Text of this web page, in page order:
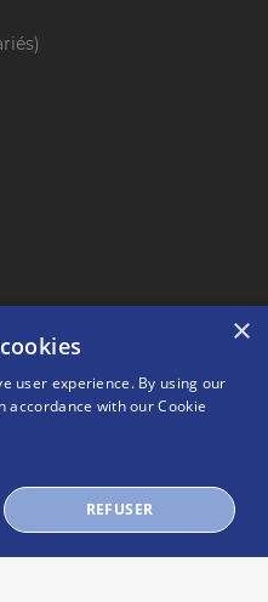
×
user experience. By using our
accordance with our Cookie
REFUSER